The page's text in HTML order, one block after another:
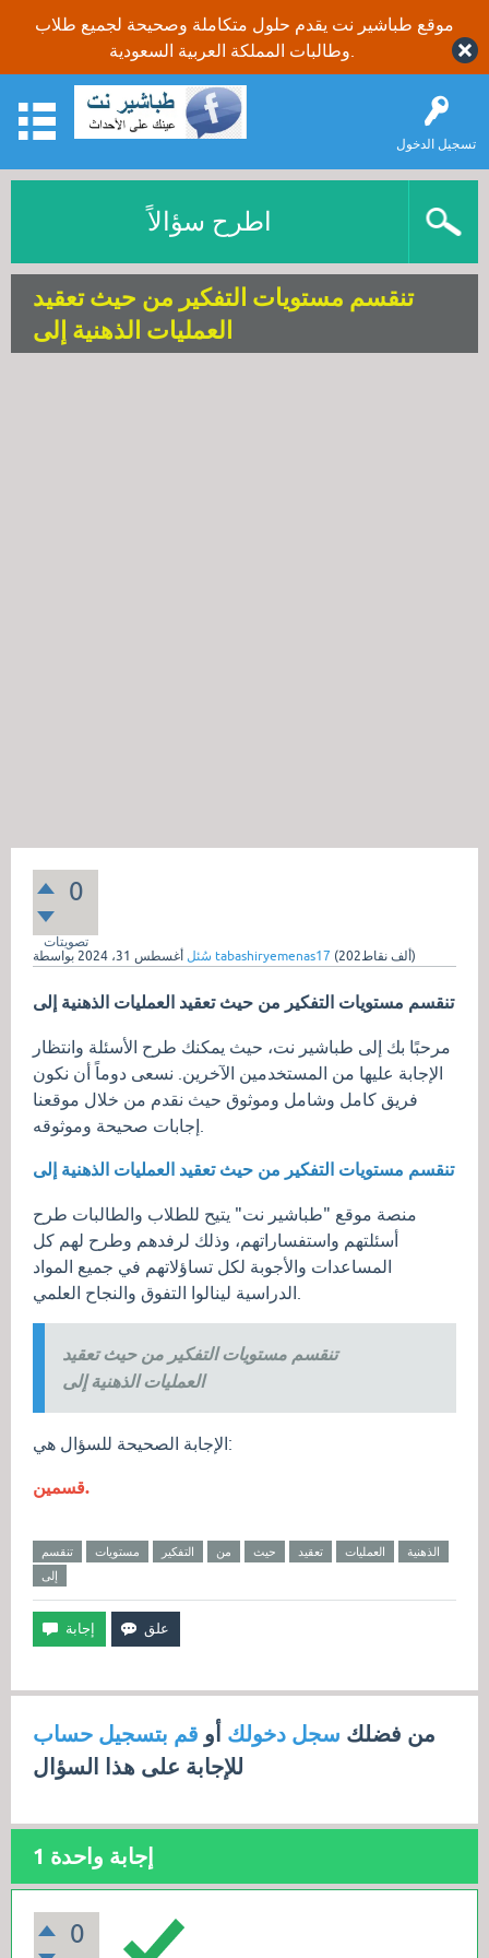
موقع طباشير نت يقدم حلول متكاملة وصحيحة لجميع طلاب
تسجيل الدخول
اطرح سؤالاً
تنقسم مستويات التفكير من حيث تعقيد
العمليات الذهنية إلى
0
تصويتات
سُئل أغسطس 31، 2024 tabashiryemenas17 ( 202ألف نقاط)
تنقسم مستويات التفكير من حيث تعقيد العمليات الذهنية إلى
مرحبًا بك إلى طباشير نت، حيث يمكنك طرح الأسئلة وانتظار
الإجابة عليها من المستخدمين الآخرين. نسعى دوماً أن نكون
فريق كامل وشامل وموثوق حيث نقدم من خلال موقعنا
تنقسم مستويات التفكير من حيث تعقيد العمليات الذهنية إلى
منصة موقع "طباشير نت" يتيح للطلاب والطالبات طرح
أسئلتهم واستفساراتهم، وذلك لرفدهم وطرح لهم كل
المساعدات والأجوبة لكل تساؤلاتهم في جميع المواد
تنقسم مستويات التفكير من حيث تعقيد
العمليات الذهنية إلى
الإجابة الصحيحة للسؤال هي:
قسمين.
تنقسم مستويات التفكير من حيث تعقيد العمليات
الذهنية
إلى
من فضلك سجل دخولك أو قم بتسجيل حساب
للإجابة على هذا السؤال
1 إجابة واحدة
0